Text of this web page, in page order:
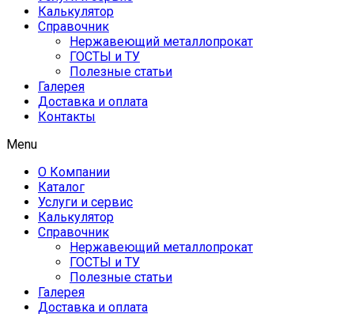
Калькулятор
Справочник
Нержавеющий металлопрокат
ГОСТЫ и ТУ
Полезные статьи
Галерея
Доставка и оплата
Контакты
Menu
О Компании
Каталог
Услуги и сервис
Калькулятор
Справочник
Нержавеющий металлопрокат
ГОСТЫ и ТУ
Полезные статьи
Галерея
Доставка и оплата